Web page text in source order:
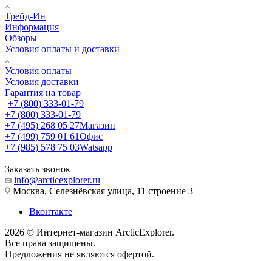
Трейд-Ин
Информация
Обзоры
Условия оплаты и доставки
Условия оплаты
Условия доставки
Гарантия на товар
+7 (800) 333-01-79
+7 (800) 333-01-79
+7 (495) 268 05 27Магазин
+7 (499) 759 01 61Офис
+7 (985) 578 75 03Watsapp
Заказать звонок
info@arcticexplorer.ru
Москва, Селезнёвская улица, 11 строение 3
Вконтакте
2026 © Интернет-магазин АrcticExplorer.
Все права защищены.
Предложения не являются офертой.